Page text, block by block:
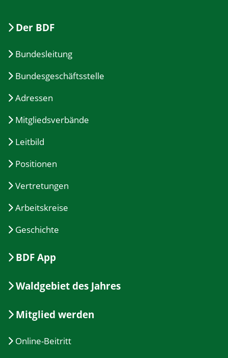
Der BDF
Bundesleitung
Bundesgeschäftsstelle
Adressen
Mitgliedsverbände
Leitbild
Positionen
Vertretungen
Arbeitskreise
Geschichte
BDF App
Waldgebiet des Jahres
Mitglied werden
Online-Beitritt